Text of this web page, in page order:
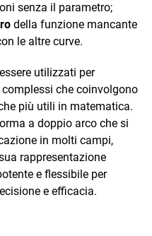
senza il parametro;
della funzione mancante
le altre curve.
utilizzati per
che coinvolgono
più utili in matematica.
a doppio arco che si
in molti campi,
rappresentazione
e flessibile per
e efficacia.